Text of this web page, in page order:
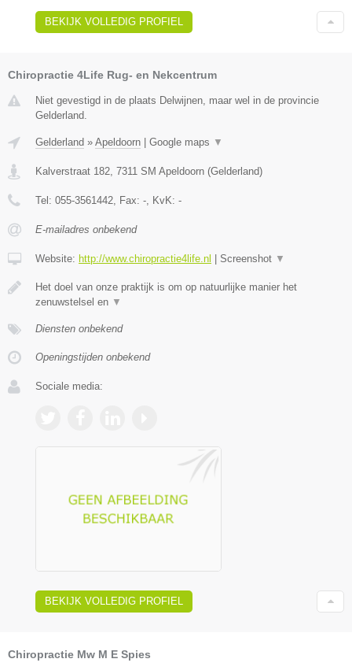
BEKIJK VOLLEDIG PROFIEL
Chiropractie 4Life Rug- en Nekcentrum
Niet gevestigd in de plaats Delwijnen, maar wel in de provincie
Gelderland.
Gelderland » Apeldoorn Google maps ▼
Kalverstraat 182 7311 SM Apeldoorn (Gelderland)
Tel: 055-3561442 , Fax: - , KvK: -
E-mailadres onbekend
Website: http://www.chiropractie4life.nl Screenshot ▼
Het doel van onze praktijk is om op natuurlijke manier het
zenuwstelsel en ▼
Diensten onbekend
Openingstijden onbekend
Sociale media:
BEKIJK VOLLEDIG PROFIEL
Chiropractie Mw M E Spies